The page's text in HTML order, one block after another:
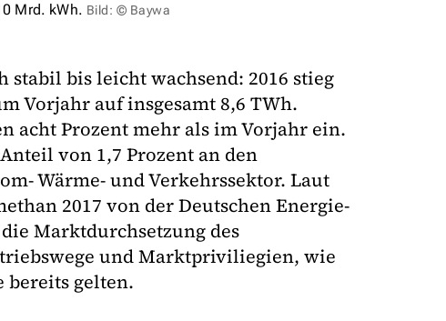
Mrd. kWh. Bild: © Baywa
bis leicht wachsend: 2016 stieg
Vorjahr auf insgesamt 8,6 TWh.
acht Prozent mehr als im Vorjahr ein.
von 1,7 Prozent an den
Wärme- und Verkehrssektor. Laut
2017 von der Deutschen Energie-
Marktdurchsetzung des
und Marktpriviliegien, wie
bereits gelten.